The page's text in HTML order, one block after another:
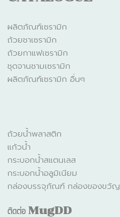
ผลิตภัณฑ์เซรามิก
ถ้วยชาเซรามิก
ถ้วยกาแฟเซรามิก
ชุดจานชามเซรามิก
ผลิตภัณฑ์เซรามิก อื่นๆ
ถ้วยน้ำพลาสติก
แก้วน้ำ
กระบอกน้ำสแตนเลส
กระบอกน้ำอลูมิเนียม
กล่องบรรจุภัณฑ์ กล่องของขวัญ
ติดต่อMugDD